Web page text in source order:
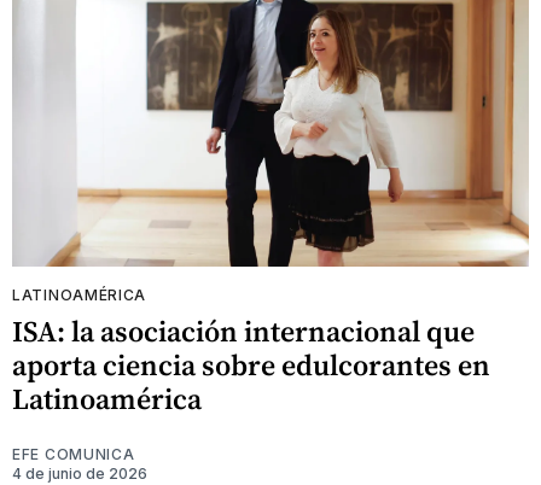
LATINOAMÉRICA
ISA: la asociación internacional que
aporta ciencia sobre edulcorantes en
Latinoamérica
EFE COMUNICA
4 de junio de 2026